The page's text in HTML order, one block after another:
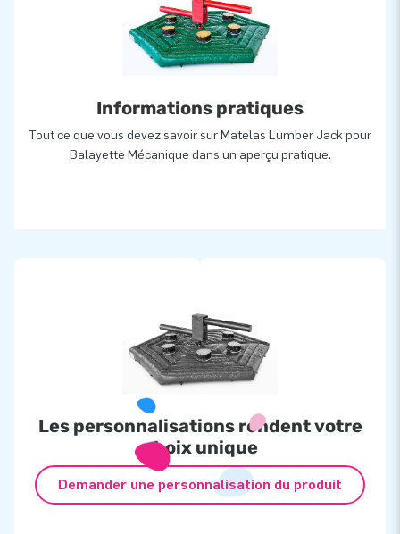
Informations pratiques
Tout ce que vous devez savoir sur Matelas Lumber Jack pour
Balayette Mécanique dans un aperçu pratique.
Les personnalisations rendent votre
choix unique
Demander une personnalisation du produit